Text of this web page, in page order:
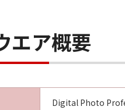
エア概要
Digital Photo